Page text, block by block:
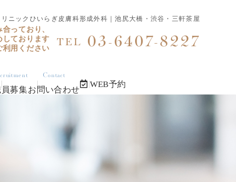
ニックひいらぎ皮膚科形成外科｜池尻大橋・渋谷・三軒茶屋
っており、
しております
利用ください
TEL 03-6407-8227
募集
Contact
お問い合わせ
WEB予約